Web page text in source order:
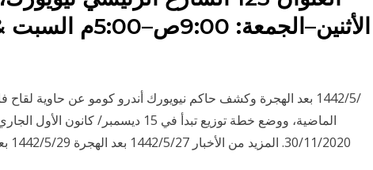
الماضية، ووضع خطة توزيع تبدأ في 15